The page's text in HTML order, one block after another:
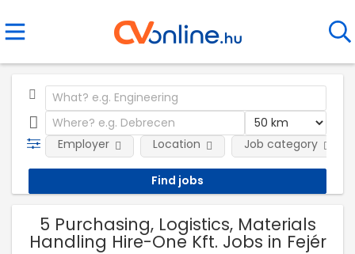
Employer Location Job category
5 Purchasing, Logistics, Materials
Handling Hire-One Kft. Jobs in Fejér